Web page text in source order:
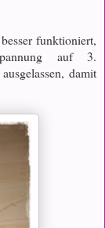
funktioniert,
auf 3.
damit